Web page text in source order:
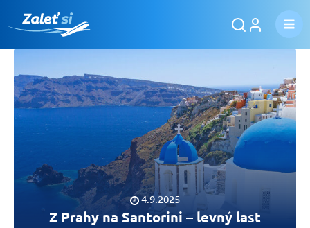
4.9.2025
Z Prahy na Santorini – levný last